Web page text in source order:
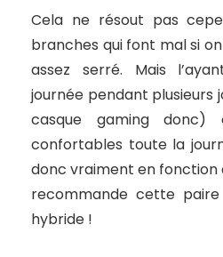
Cela ne résout pas
branches qui font mal si
assez serré. Mais
journée pendant plusieurs
casque gaming donc)
confortables toute la
donc vraiment en fonction
recommande cette
hybride !